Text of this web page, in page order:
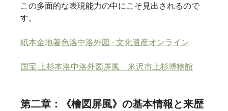
この多面的な表現能力の中にこそ見出されるので
す。
紙本金地著色洛中洛外図 - 文化遺産オンライン
国宝 上杉本洛中洛外図屏風　米沢市上杉博物館
第二章：《檜図屏風》の基本情報と来歴